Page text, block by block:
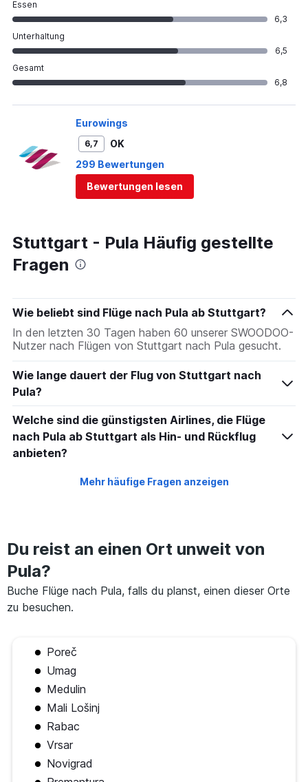
Essen
6,3
Unterhaltung
6,5
Gesamt
6,8
Eurowings
6,7
OK
299 Bewertungen
Bewertungen lesen
Stuttgart - Pula Häufig gestellte
Fragen
Wie beliebt sind Flüge nach Pula ab Stuttgart?
In den letzten 30 Tagen haben 60 unserer SWOODOO-
Nutzer nach Flügen von Stuttgart nach Pula gesucht.
Wie lange dauert der Flug von Stuttgart nach
Pula?
Welche sind die günstigsten Airlines, die Flüge
nach Pula ab Stuttgart als Hin- und Rückflug
anbieten?
Mehr häufige Fragen anzeigen
Du reist an einen Ort unweit von
Pula?
Buche Flüge nach Pula, falls du planst, einen dieser Orte
zu besuchen.
Poreč
Umag
Medulin
Mali Lošinj
Rabac
Vrsar
Novigrad